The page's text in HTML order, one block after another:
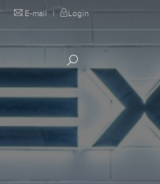
E-mail | Login